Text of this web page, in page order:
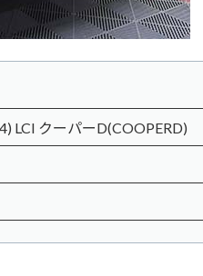
LCI クーパーD(COOPERD)